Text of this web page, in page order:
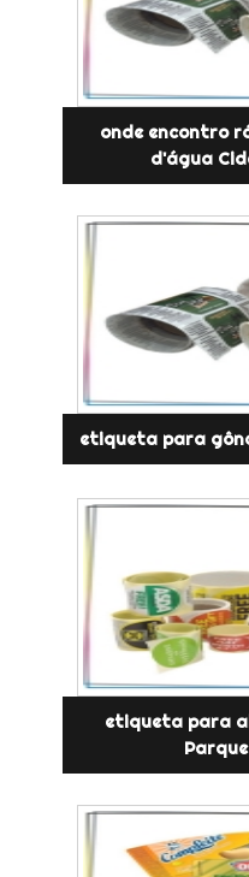
onde encontro
d'água
etiqueta para
etiqueta para